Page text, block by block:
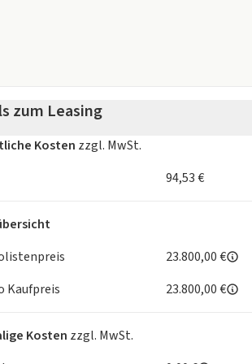
zum Leasing
Kosten zzgl. MwSt.
94,53 €
23.800,00 €
Kaufpreis
23.800,00 €
Kosten zzgl. MwSt.